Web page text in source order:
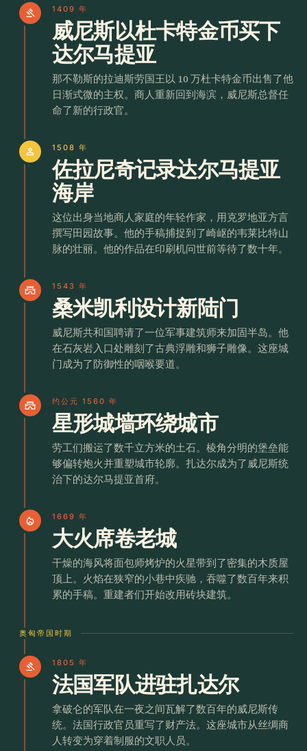
gavel 1409 年
威尼斯以杜卡特金币买下
达尔马提亚
那不勒斯的拉迪斯劳国王以 10 万杜卡特金币出售了他
日渐式微的主权。商人重新回到海滨，威尼斯总督任
命了新的行政官。
person 1508 年
佐拉尼奇记录达尔马提亚
海岸
这位出身当地商人家庭的年轻作家，用克罗地亚方言
撰写田园故事。他的手稿捕捉到了崎岖的韦莱比特山
脉的壮丽。他的作品在印刷机问世前等待了数十年。
castle 1543 年
桑米凯利设计新陆门
威尼斯共和国聘请了一位军事建筑师来加固半岛。他
在石灰岩入口处雕刻了古典浮雕和狮子雕像。这座城
门成为了防御性的咽喉要道。
castle 约公元 1560 年
星形城墙环绕城市
劳工们搬运了数千立方米的土石。棱角分明的堡垒能
够偏转炮火并重塑城市轮廓。扎达尔成为了威尼斯统
治下的达尔马提亚首府。
local_fire_department 1669 年
大火席卷老城
干燥的海风将面包师烤炉的火星带到了密集的木质屋
顶上。火焰在狭窄的小巷中疾驰，吞噬了数百年来积
累的手稿。重建者们开始改用砖块建筑。
奥匈帝国时期
gavel 1805 年
法国军队进驻扎达尔
拿破仑的军队在一夜之间瓦解了数百年的威尼斯传
统。法国行政官员重写了财产法。这座城市从丝绸商
人转变为穿着制服的文职人员。